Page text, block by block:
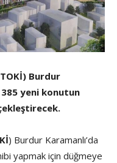
Burdur
385 yeni konutun
) Burdur Karamanlı’da
yapmak için düğmeye